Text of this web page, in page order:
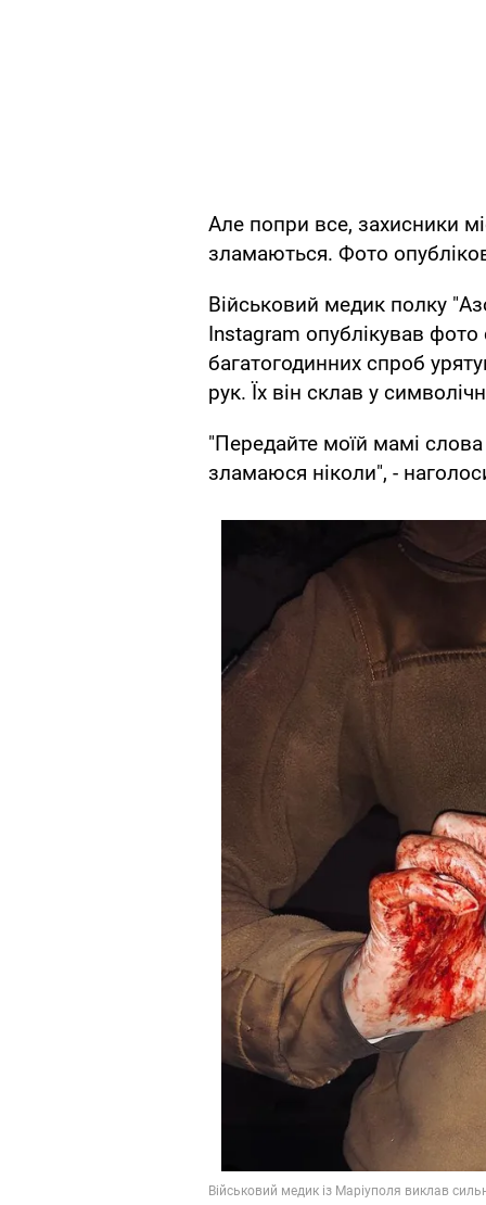
Але попри все, захисники
зламаються. Фото
Військовий медик полку
Instagram опублікував фото
багатогодинних спроб
рук. Їх він склав у
"Передайте моїй мамі
зламаюся ніколи", -